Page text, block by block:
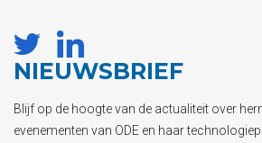
NIEUWSBRIEF
Blijf op de hoogte van de actualiteit over
evenementen van ODE en haar